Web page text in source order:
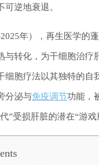
可逆地衰退。
年），再生医学的
与转化，为干细胞治疗
细胞疗法以其独特的自
分泌与免疫调节功能，
”受损肝脏的潜在“游戏